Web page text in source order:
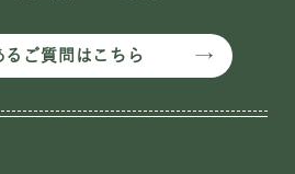
るご質問はこちら